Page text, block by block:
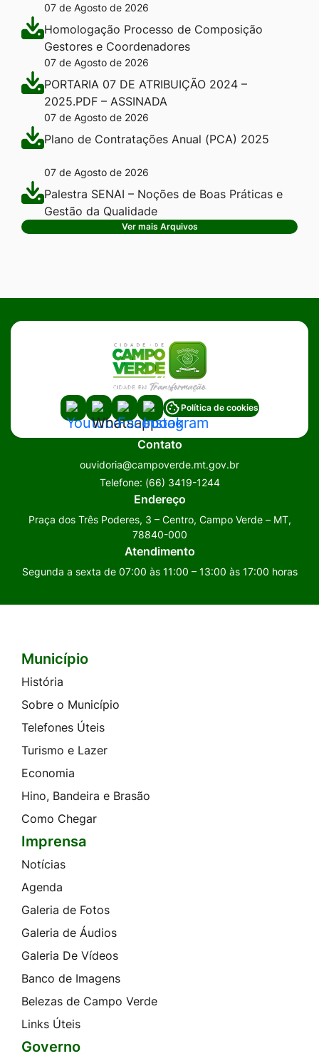
07 de Agosto de 2026
Homologação Processo de Composição
Gestores e Coordenadores
07 de Agosto de 2026
PORTARIA 07 DE ATRIBUIÇÃO 2024 –
2025.PDF – ASSINADA
07 de Agosto de 2026
Plano de Contratações Anual (PCA) 2025
07 de Agosto de 2026
Palestra SENAI – Noções de Boas Práticas e
Gestão da Qualidade
Ver mais Arquivos
Acessar
a
Social
Acessar
a
Social
Whatsapp
Acessar
a
Rede
Social
Facebook
Acessar
a
Rede
Social
Instagram
Política de cookies
Contato
ouvidoria@campoverde.mt.gov.br
Telefone: (66) 3419-1244
Endereço
Praça dos Três Poderes, 3 – Centro, Campo Verde – MT,
78840-000
Atendimento
Segunda a sexta de 07:00 às 11:00 – 13:00 às 17:00 horas
Seção do Rodapé e Contato
Município
História
Sobre o Município
Telefones Úteis
Turismo e Lazer
Economia
Hino, Bandeira e Brasão
Como Chegar
Imprensa
Notícias
Agenda
Galeria de Fotos
Galeria de Áudios
Galeria De Vídeos
Banco de Imagens
Belezas de Campo Verde
Links Úteis
Governo